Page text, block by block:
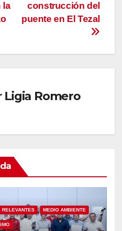
construcción del
puente en El Tezal
la
Ligia Romero
RELEVANTES MEDIO AMBIENTE